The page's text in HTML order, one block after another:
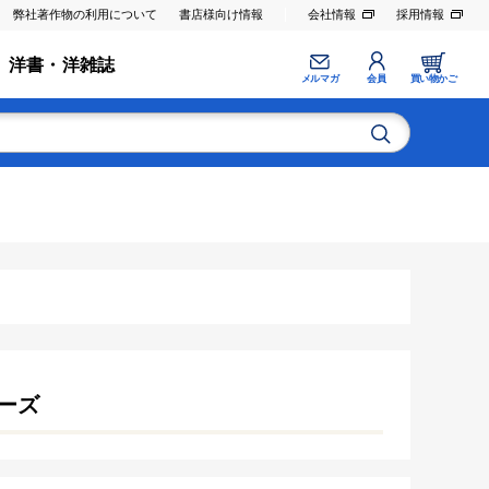
弊社著作物の利用について 書店様向け情報 会社情報 採用情報
洋書・洋雑誌
メルマガ 会員 買い物かご
ズ